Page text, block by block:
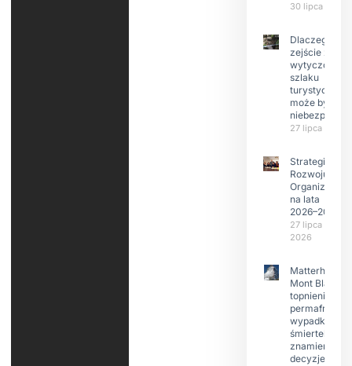
30 lipca 2026
Dlaczego
zejście z
wytyczonego
szlaku
może być
27 lipca 2026
Strategia
Rozwoju
Organizacji
na lata
2026–2029
27 lipca
2026
Matterhorn i
Mont Blanc:
topnienie
permafrost,
wypadki
śmiertelne,
znamienne
decyzje